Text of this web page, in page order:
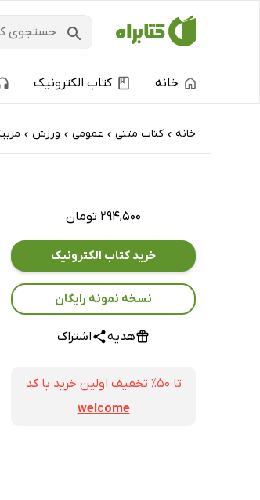
خانه کتاب الکترونیک
خانه › کتاب‌ متنی › عمومی › ورزش ›
۲۹۴,۵۰۰ تومان
خرید کتاب الکترونیک
نسخه نمونه رایگان
هدیه اشتراک
تا ۵۰٪ تخفیف اولین خرید با کد
welcome